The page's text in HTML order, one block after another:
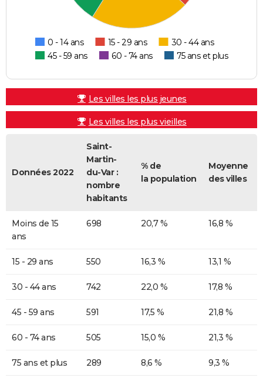
0 - 14 ans 15 - 29 ans
30 - 44 ans
45 - 59 ans
60 - 74 ans 75 ans et plus
Les villes les plus jeunes
Les villes les plus vieilles
Données 2022
Saint-
Martin-
du-Var :
nombre
habitants
% de
la population
Moyenne
des villes
Moins de 15
ans
698 20,7 % 16,8 %
15 - 29 ans 550 16,3 % 13,1 %
30 - 44 ans 742 22,0 % 17,8 %
45 - 59 ans 591 17,5 % 21,8 %
60 - 74 ans 505 15,0 % 21,3 %
75 ans et plus 289 8,6 % 9,3 %